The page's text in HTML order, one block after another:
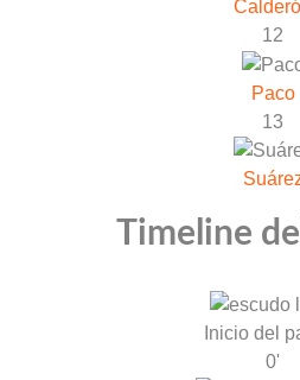
12
Paco
13
Timeline
Inicio del
0'